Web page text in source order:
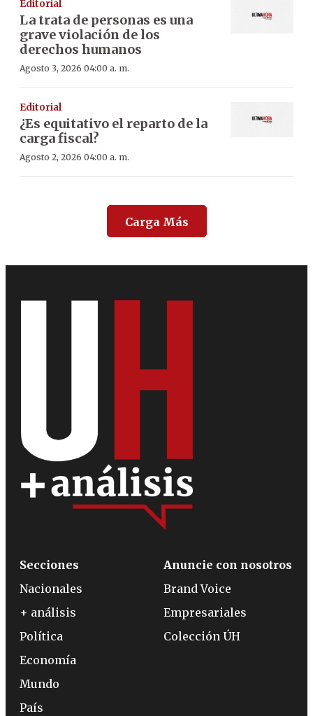
Editorial
La trata de personas es una
grave violación de los
derechos humanos
Agosto 3, 2026 04:00 a. m.
Editorial
¿Es equitativo el reparto de la
carga fiscal?
Agosto 2, 2026 04:00 a. m.
Carga Más
Secciones
Nacionales
+ análisis
Política
Economía
Mundo
País
Anuncie con nosotros
Brand Voice
Empresariales
Colección ÚH